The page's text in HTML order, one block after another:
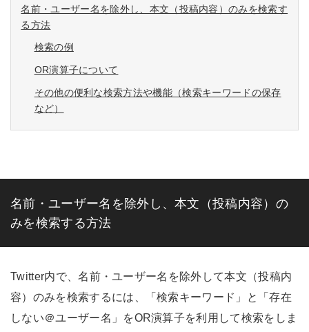
名前・ユーザー名を除外し、本文（投稿内容）のみを検索す
る方法
検索の例
OR演算子について
その他の便利な検索方法や機能（検索キーワードの保存
など）
名前・ユーザー名を除外し、本文（投稿内容）の
みを検索する方法
Twitter内で、名前・ユーザー名を除外して本文（投稿内
容）のみを検索するには、「検索キーワード」と「存在
しない＠ユーザー名」をOR演算子を利用して検索をしま